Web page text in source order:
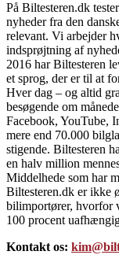
På Biltesteren.dk
nyheder fra den
relevant. Vi arbejder
indsprøjtning af
2016 har Biltesteren
et sprog, der er til at
Hver dag – og altid
besøgende om
Facebook, YouTube,
mere end 70.000
stigende. Biltesteren
en halv million
Middelhede som har
Biltesteren.dk er ikke
bilimportører, hvorfor
100 procent
Kontakt os: